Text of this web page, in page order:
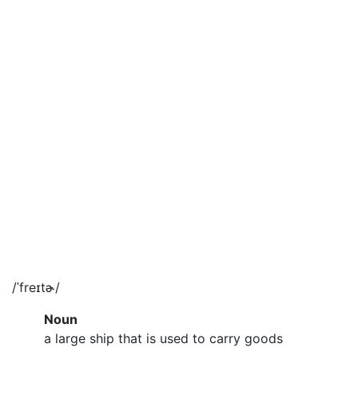
/ˈfreɪtɚ/
Noun
a large ship that is used to carry goods